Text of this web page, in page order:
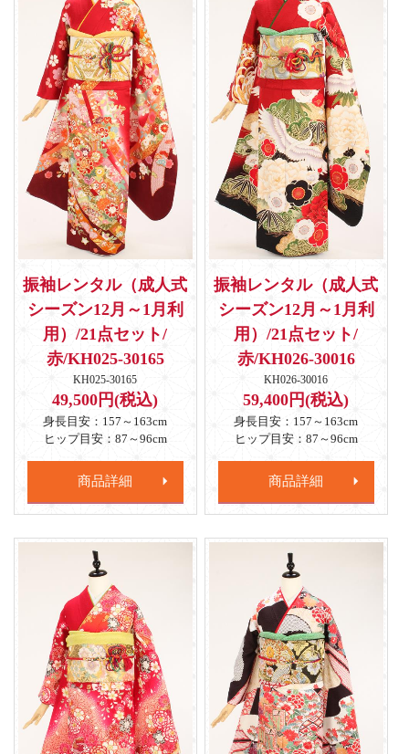
振袖レンタル（成人式
シーズン12月～1月利
用）/21点セット/
赤/KH025-30165
KH025-30165
49,500円(税込)
身長目安：157～163cm
ヒップ目安：87～96cm
商品詳細
振袖レンタル（成人式
シーズン12月～1月利
用）/21点セット/
赤/KH026-30016
KH026-30016
59,400円(税込)
身長目安：157～163cm
ヒップ目安：87～96cm
商品詳細